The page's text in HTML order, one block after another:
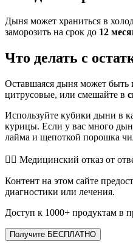
Дыня может храниться в
заморозить на срок до 12
Что делать с
Оставшаяся дыня может быть
цитрусовые, или смешайте в
Используйте кубики дыни в
курицы. Если у вас много
лайма и щепоткой порошка
👨‍⚕️️ Медицинский отказ от
Контент на этом сайте
диагностики или лечения.
Доступ к 1000+ продуктам в
Получите БЕСПЛАТНО